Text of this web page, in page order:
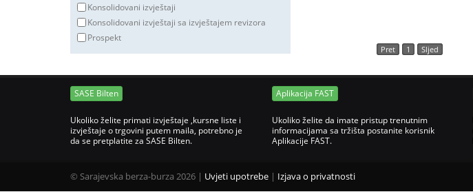
Konsolidovani izvještaji
Konsolidovani izvještaji sa izvještajem revizora
Prospekt
Pret 1 Sljed
SASE Bilten
Ukoliko želite primati izvještaje ,kursne liste i
izvještaje o trgovini putem maila, potrebno je
da se pretplatite za SASE Bilten.
Aplikacija FAST
Ukoliko želite da imate pristup trenutnim
informacijama sa tržišta postanite korisnik
Aplikacije FAST.
© Sarajevska berza-burza 2026 | Uvjeti upotrebe | Izjava o privatnosti